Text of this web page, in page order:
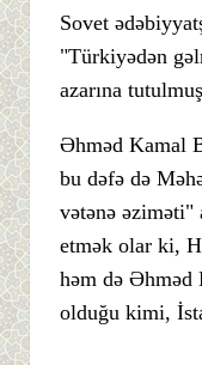
Sovet
"Türkiyədən
azarına
Əhməd Kamal
bu dəfə də
vətənə əziməti"
etmək olar ki,
həm də Əhməd
olduğu kimi,